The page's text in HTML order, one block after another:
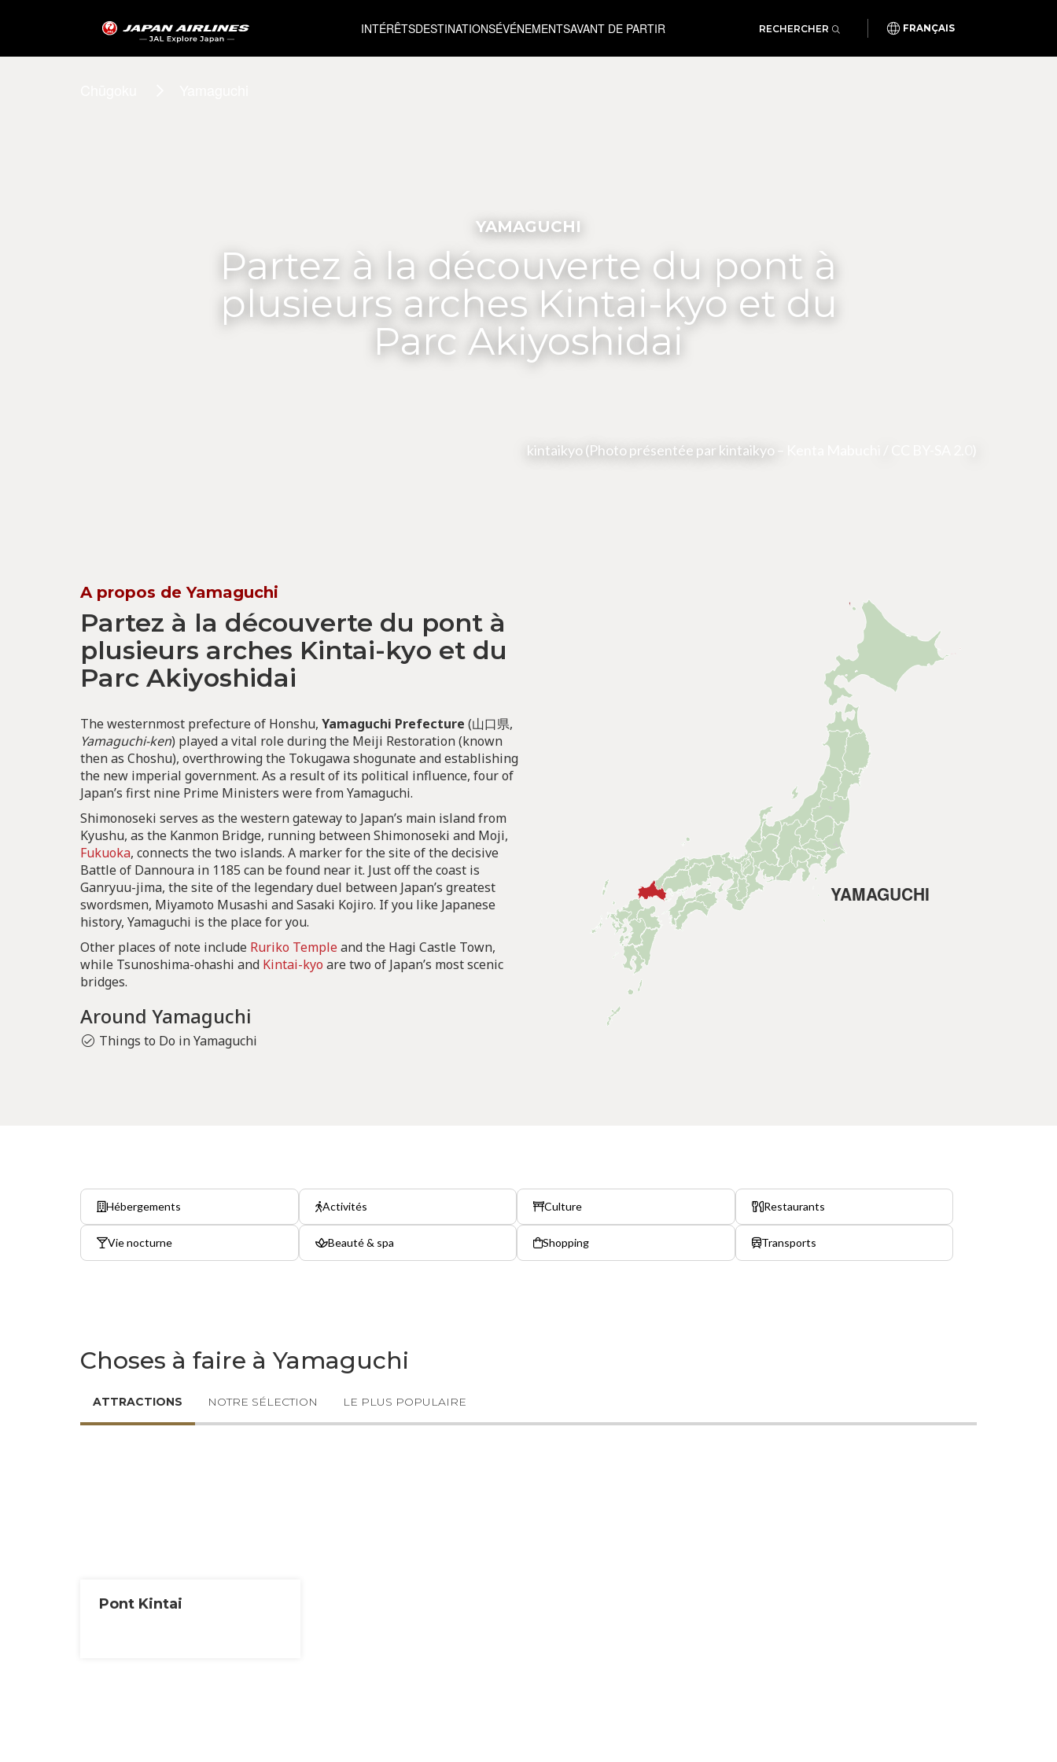
INTÉRÊTSDESTINATIONSÉVÉNEMENTSAVANT DE PARTIR RECHERCHER FRANÇAIS
YAMAGUCHI
Partez à la découverte du pont à
plusieurs arches Kintai-kyo et du
Parc Akiyoshidai
kintaikyo (Photo présentée par kintaikyo –
A propos de Yamaguchi
Partez à la découverte du pont à
plusieurs arches Kintai-kyo et du
Parc Akiyoshidai
The westernmost prefecture of Honshu, Yamaguchi Prefecture (山口県,
Yamaguchi-ken) played a vital role during the Meiji Restoration (known
then as Choshu), overthrowing the Tokugawa shogunate and establishing
the new imperial government. As a result of its political influence, four of
Japan’s first nine Prime Ministers were from Yamaguchi.
Shimonoseki serves as the western gateway to Japan’s main island from
Kyushu, as the Kanmon Bridge, running between Shimonoseki and Moji,
Fukuoka, connects the two islands. A marker for the site of the decisive
Battle of Dannoura in 1185 can be found near it. Just off the coast is
Ganryuu-jima, the site of the legendary duel between Japan’s greatest
swordsmen, Miyamoto Musashi and Sasaki Kojiro. If you like Japanese
history, Yamaguchi is the place for you.
Other places of note include Ruriko Templeand the Hagi Castle Town,
while Tsunoshima-ohashi and Kintai-kyo are two of Japan’s most scenic
bridges.
Around Yamaguchi
Things to Do in Yamaguchi
YAMAGUCHI
Hébergements Activités Culture Restaurants
Vie nocturne Beauté & spa Shopping Transports
Choses à faire à Yamaguchi
ATTRACTIONS NOTRE SÉLECTION LE PLUS POPULAIRE
Pont Kintai